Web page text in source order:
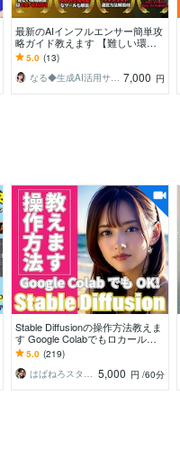
最新のAIインフルエンサー簡単攻
略ガイド教えます 【難しい環境
構築不要】即日利用で顔固定も簡
単＆秘密ツール解説
5.0 (13)
なる◆生成AI活用サポート 7,000 円
Stable Diffusionの操作方法教えま
す Google Colabでもロカール環
境でもOKです！
5.0 (219)
はばねろスタジオ 5,000 円 /60分